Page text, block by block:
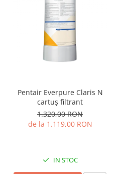
Pentair Everpure Claris N
cartuș filtrant
1.320,00 RON
de la 1.119,00 RON
IN STOC